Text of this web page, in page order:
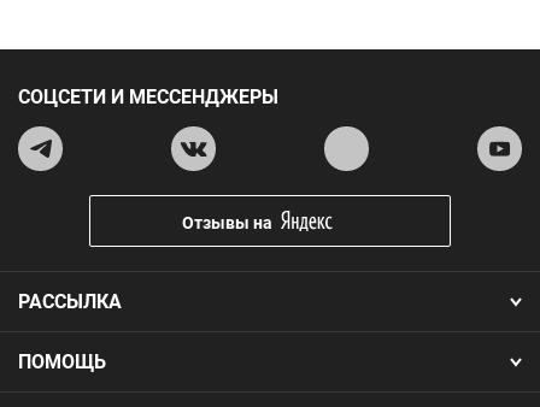
ПОМОЩЬ
РАССЫЛКА
СОЦСЕТИ И МЕССЕНДЖЕРЫ
Отзывы на